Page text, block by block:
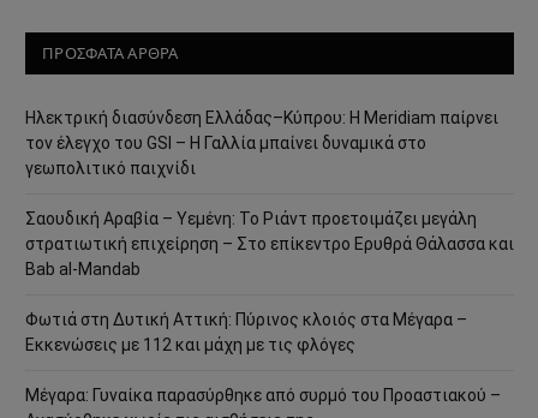
ΠΡΟΣΦΑΤΑ ΑΡΘΡΑ
Ηλεκτρική διασύνδεση Ελλάδας–Κύπρου: Η Meridiam παίρνει
τον έλεγχο του GSI – Η Γαλλία μπαίνει δυναμικά στο
γεωπολιτικό παιχνίδι
Σαουδική Αραβία – Υεμένη: Το Ριάντ προετοιμάζει μεγάλη
στρατιωτική επιχείρηση – Στο επίκεντρο Ερυθρά Θάλασσα και
Bab al-Mandab
Φωτιά στη Δυτική Αττική: Πύρινος κλοιός στα Μέγαρα –
Εκκενώσεις με 112 και μάχη με τις φλόγες
Μέγαρα: Γυναίκα παρασύρθηκε από συρμό του Προαστιακού –